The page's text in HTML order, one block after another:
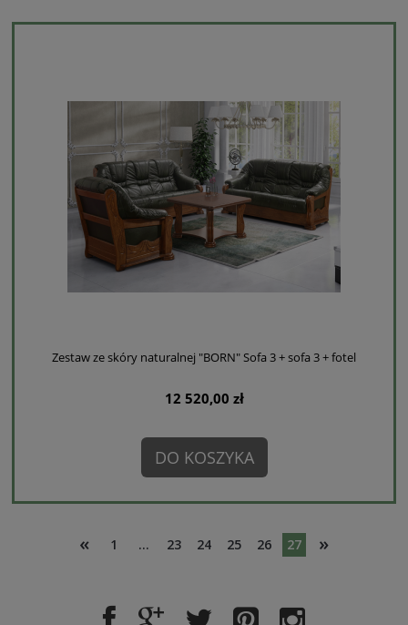
Zestaw ze skóry naturalnej "BORN" Sofa 3 + sofa 3 + fotel
12 520,00 zł
DO KOSZYKA
« 1 ... 23 24 25 26 27 »